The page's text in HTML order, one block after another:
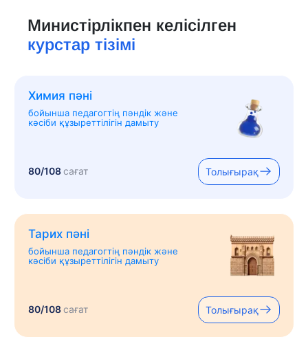
Министірлікпен келісілген
курстар тізімі
Химия пәні
бойынша педагогтің пәндік және
кәсіби құзыреттілігін дамыту
80/108сағат Толығырақ
Тарих пәні
бойынша педагогтің пәндік және
кәсіби құзыреттілігін дамыту
80/108сағат Толығырақ